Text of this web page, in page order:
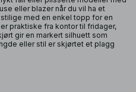
eller blazer når du vil ha et
med en enkel topp for en
praktiske fra kontor til fridager,
gir en markert silhuett som
eller stil er skjørtet et plagg